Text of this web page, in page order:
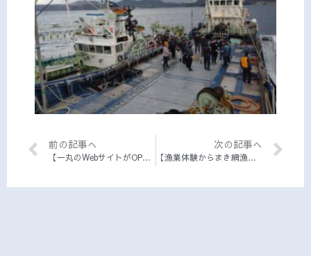
前の記事へ
【一丸のWebサイトがOPENしました！】
次の記事へ
【漁業体験からまき網漁師へ！先輩漁師はフェア出身！】